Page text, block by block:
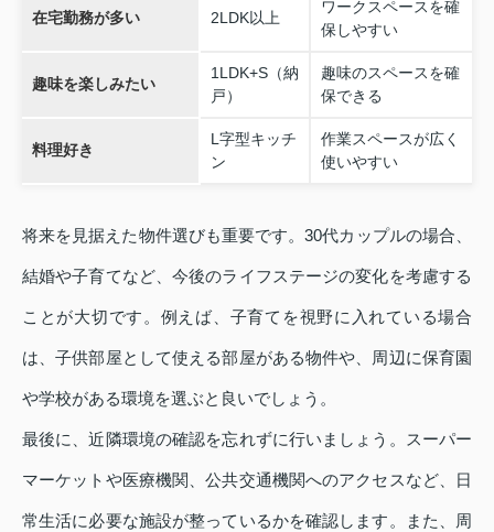
在宅勤務が多い 2LDK以上
ワークスペースを確
保しやすい
趣味を楽しみたい
1LDK+S（納
戸）
趣味のスペースを確
保できる
料理好き
L字型キッチ
ン
作業スペースが広く
使いやすい
将来を見据えた物件選びも重要です。30代カップルの場合、
結婚や子育てなど、今後のライフステージの変化を考慮する
ことが大切です。例えば、子育てを視野に入れている場合
は、子供部屋として使える部屋がある物件や、周辺に保育園
や学校がある環境を選ぶと良いでしょう。
最後に、近隣環境の確認を忘れずに行いましょう。スーパー
マーケットや医療機関、公共交通機関へのアクセスなど、日
常生活に必要な施設が整っているかを確認します。また、周